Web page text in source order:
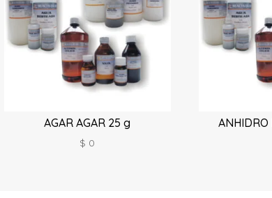
AGAR AGAR 25 g
$ 0
ANHIDRO